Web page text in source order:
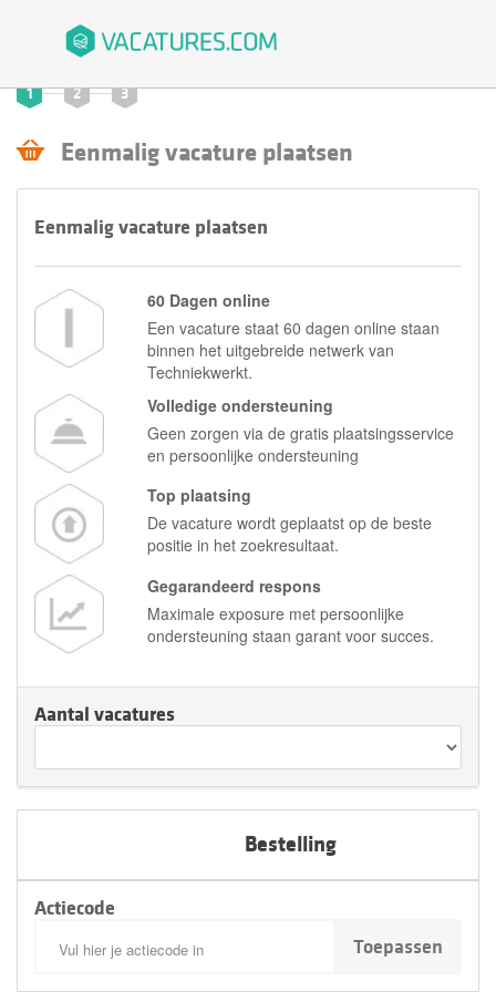
1 2 3
Eenmalig vacature plaatsen
Eenmalig vacature plaatsen
60 Dagen online
Een vacature staat 60 dagen online staan
binnen het uitgebreide netwerk van
Techniekwerkt.
Volledige ondersteuning
Geen zorgen via de gratis plaatsingsservice
en persoonlijke ondersteuning
Top plaatsing
De vacature wordt geplaatst op de beste
positie in het zoekresultaat.
Gegarandeerd respons
Maximale exposure met persoonlijke
ondersteuning staan garant voor succes.
Aantal vacatures
Bestelling
Actiecode
Toepassen